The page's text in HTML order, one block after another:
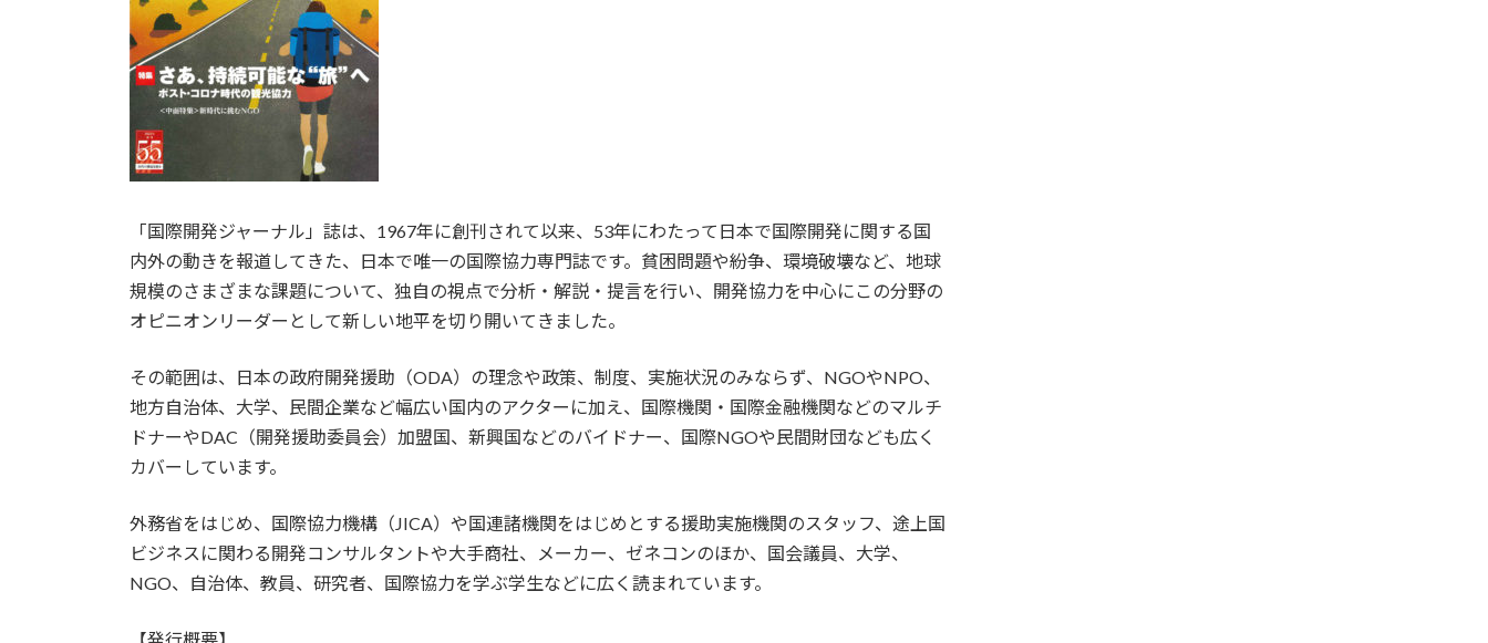
「国際開発ジャーナル」誌は、1967年に創刊されて以来、53年にわたって日本で国際開発に関する国
内外の動きを報道してきた、日本で唯一の国際協力専門誌です。貧困問題や紛争、環境破壊など、地球
規模のさまざまな課題について、独自の視点で分析・解説・提言を行い、開発協力を中心にこの分野の
オピニオンリーダーとして新しい地平を切り開いてきました。
その範囲は、日本の政府開発援助（ODA）の理念や政策、制度、実施状況のみならず、NGOやNPO、
地方自治体、大学、民間企業など幅広い国内のアクターに加え、国際機関・国際金融機関などのマルチ
ドナーやDAC（開発援助委員会）加盟国、新興国などのバイドナー、国際NGOや民間財団なども広く
カバーしています。
外務省をはじめ、国際協力機構（JICA）や国連諸機関をはじめとする援助実施機関のスタッフ、途上国
ビジネスに関わる開発コンサルタントや大手商社、メーカー、ゼネコンのほか、国会議員、大学、
NGO、自治体、教員、研究者、国際協力を学ぶ学生などに広く読まれています。